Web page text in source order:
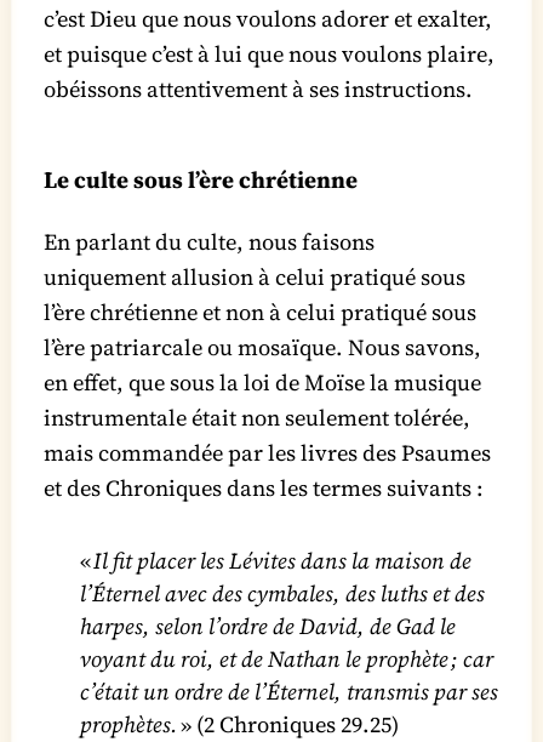
c’est Dieu que nous voulons adorer et exalter,
et puisque c’est à lui que nous voulons plaire,
obéissons attentivement à ses instructions.
Le culte sous l’ère chrétienne
En parlant du culte, nous faisons
uniquement allusion à celui pratiqué sous
l’ère chrétienne et non à celui pratiqué sous
l’ère patriarcale ou mosaïque. Nous savons,
en effet, que sous la loi de Moïse la musique
instrumentale était non seulement tolérée,
mais commandée par les livres des Psaumes
et des Chroniques dans les termes suivants :
«Il fit placer les Lévites dans la maison de
l’Éternel avec des cymbales, des luths et des
harpes, selon l’ordre de David, de Gad le
voyant du roi, et de Nathan le prophète ; car
c’était un ordre de l’Éternel, transmis par ses
prophètes.» (2 Chroniques 29.25)